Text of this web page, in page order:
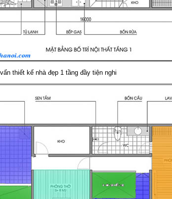
thiết kế nhà đẹp 1 tầng đầy tiện nghi